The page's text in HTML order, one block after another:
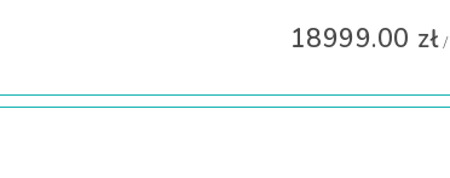
18999.00 zł/